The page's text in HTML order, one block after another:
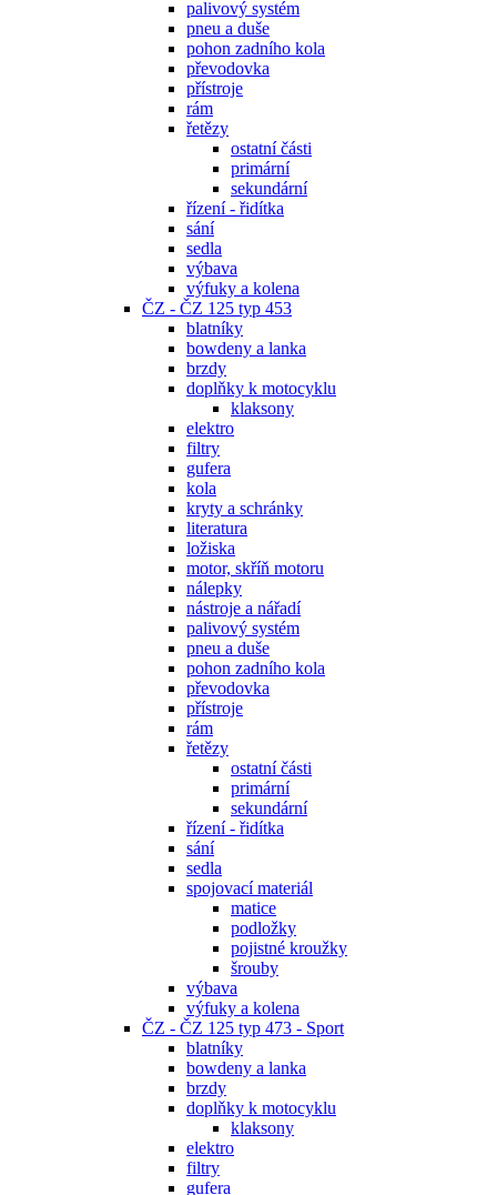
palivový systém
pneu a duše
pohon zadního kola
převodovka
přístroje
rám
řetězy
ostatní části
primární
sekundární
řízení - řidítka
sání
sedla
výbava
výfuky a kolena
ČZ - ČZ 125 typ 453
blatníky
bowdeny a lanka
brzdy
doplňky k motocyklu
klaksony
elektro
filtry
gufera
kola
kryty a schránky
literatura
ložiska
motor, skříň motoru
nálepky
nástroje a nářadí
palivový systém
pneu a duše
pohon zadního kola
převodovka
přístroje
rám
řetězy
ostatní části
primární
sekundární
řízení - řidítka
sání
sedla
spojovací materiál
matice
podložky
pojistné kroužky
šrouby
výbava
výfuky a kolena
ČZ - ČZ 125 typ 473 - Sport
blatníky
bowdeny a lanka
brzdy
doplňky k motocyklu
klaksony
elektro
filtry
gufera